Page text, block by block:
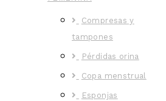
Compresas y
tampones
Pérdidas orina
Copa menstrual
Esponjas